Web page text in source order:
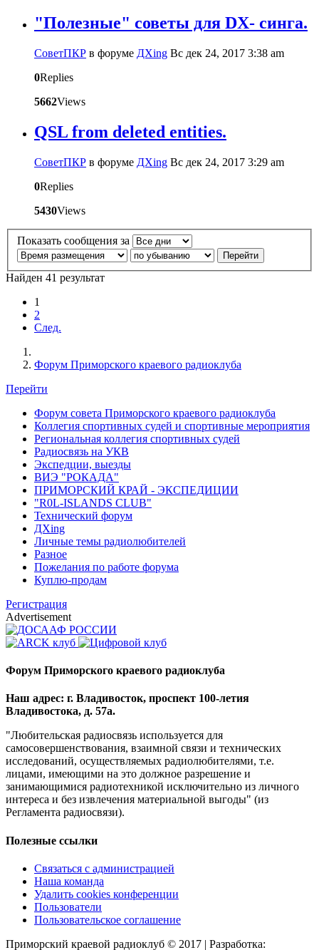
"Полезные" советы для DX- синга.
CоветПКР в форуме ДХing Вс дек 24, 2017 3:38 am
0Replies
5662Views
QSL from deleted entities.
CоветПКР в форуме ДХing Вс дек 24, 2017 3:29 am
0Replies
5430Views
Показать сообщения за
Найден 41 результат
1
2
След.
Форум Приморского краевого радиоклуба
Перейти
Форум совета Приморского краевого радиоклуба
Коллегия спортивных судей и спортивные мероприятия
Региональная коллегия спортивных судей
Радиосвязь на УКВ
Экспедции, выезды
ВИЭ "РОКАДА"
ПРИМОРСКИЙ КРАЙ - ЭКСПЕДИЦИИ
"R0L-ISLANDS CLUB"
Технический форум
ДХing
Личные темы радиолюбителей
Разное
Пожелания по работе форума
Куплю-продам
Регистрация
Advertisement
Форум Приморского краевого радиоклуба
Наш адрес: г. Владивосток, проспект 100-летия
Владивостока, д. 57а.
"Любительская радиосвязь используется для
самосовершенствования, взаимной связи и технических
исследований, осуществляемых радиолюбителями, т.е.
лицами, имеющими на это должное разрешение и
занимающимися радиотехникой исключительно из личного
интереса и без извлечения материальной выгоды" (из
Регламента радиосвязи).
Полезные ссылки
Связаться с администрацией
Наша команда
Удалить cookies конференции
Пользователи
Пользовательское соглашение
Приморский краевой радиоклуб © 2017 | Разработка: